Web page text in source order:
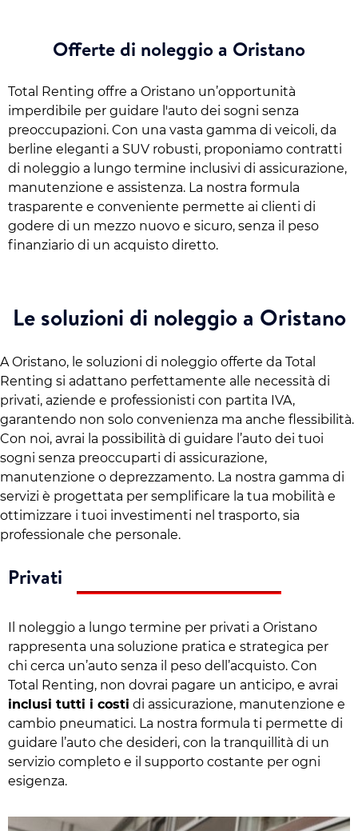
Offerte di noleggio a Oristano
Total Renting offre a Oristano un’opportunità
imperdibile per guidare l'auto dei sogni senza
preoccupazioni. Con una vasta gamma di veicoli, da
berline eleganti a SUV robusti, proponiamo contratti
di noleggio a lungo termine inclusivi di assicurazione,
manutenzione e assistenza. La nostra formula
trasparente e conveniente permette ai clienti di
godere di un mezzo nuovo e sicuro, senza il peso
finanziario di un acquisto diretto.
Le soluzioni di noleggio a Oristano
A Oristano, le soluzioni di noleggio offerte da Total
Renting si adattano perfettamente alle necessità di
privati, aziende e professionisti con partita IVA,
garantendo non solo convenienza ma anche flessibilità.
Con noi, avrai la possibilità di guidare l’auto dei tuoi
sogni senza preoccuparti di assicurazione,
manutenzione o deprezzamento. La nostra gamma di
servizi è progettata per semplificare la tua mobilità e
ottimizzare i tuoi investimenti nel trasporto, sia
professionale che personale.
Privati
Il noleggio a lungo termine per privati a Oristano
rappresenta una soluzione pratica e strategica per
chi cerca un’auto senza il peso dell’acquisto. Con
Total Renting, non dovrai pagare un anticipo, e avrai
inclusi tutti i costi di assicurazione, manutenzione e
cambio pneumatici. La nostra formula ti permette di
guidare l’auto che desideri, con la tranquillità di un
servizio completo e il supporto costante per ogni
esigenza.